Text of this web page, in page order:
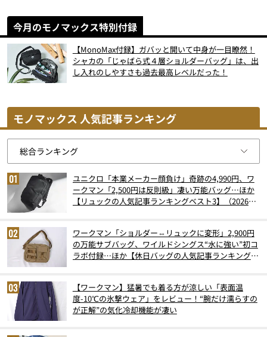
今月のモノマックス特別付録
【MonoMax付録】ガバッと開いて中身が一目瞭然！
シャカの「じゃばら式４層ショルダーバッグ」は、出
し入れのしやすさも過去最高レベルだった！
モノマックス 人気記事ランキング
ユニクロ「本業メーカー顔負け」奇跡の4,990円、ワ
ークマン「2,500円は反則級」凄い万能バッグ…ほか
【リュックの人気記事ランキングベスト3】（2026年
ワークマン「ショルダー⇔リュックに変形」2,900円
の万能サブバッグ、ワイルドシングス“水に強い”初コ
ラボ付録…ほか【休日バッグの人気記事ランキングベ
【ワークマン】猛暑でも着る方が涼しい「表面温
度-10℃の氷撃ウェア」をレビュー！“腕だけ濡らすの
が正解”の気化冷却機能が凄い